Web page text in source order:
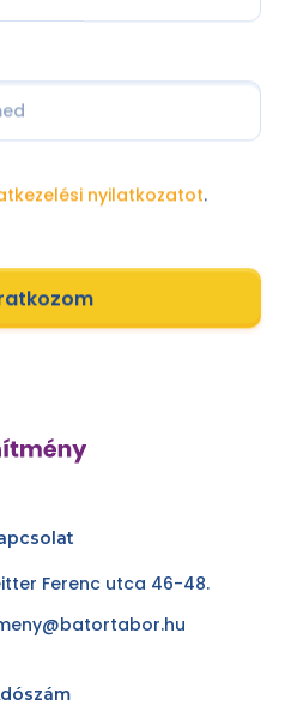
nyilatkozatot.
Ferenc utca 46-48.